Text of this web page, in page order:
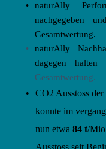
naturAlly
nachgegeben
Gesamtwertung.
naturAlly
dagegen halten
Gesamtwertung.
CO2 Ausstoss
konnte im
nun etwa 84 t/Mio
Ausstoss seit